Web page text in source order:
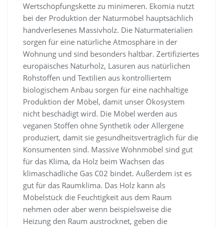
Wertschöpfungskette zu minimeren. Ekomia nutzt
bei der Produktion der Naturmöbel hauptsächlich
handverlesenes Massivholz. Die Naturmaterialien
sorgen für eine natürliche Atmosphäre in der
Wohnung und sind besonders haltbar. Zertifiziertes
europäisches Naturholz, Lasuren aus natürlichen
Rohstoffen und Textilien aus kontrolliertem
biologischem Anbau sorgen für eine nachhaltige
Produktion der Möbel, damit unser Ökosystem
nicht beschädigt wird. Die Möbel werden aus
veganen Stoffen ohne Synthetik oder Allergene
produziert, damit sie gesundheitsverträglich für die
Konsumenten sind. Massive Wohnmöbel sind gut
für das Klima, da Holz beim Wachsen das
klimaschädliche Gas C02 bindet. Außerdem ist es
gut für das Raumklima. Das Holz kann als
Möbelstück die Feuchtigkeit aus dem Raum
nehmen oder aber wenn beispielsweise die
Heizung den Raum austrocknet, geben die